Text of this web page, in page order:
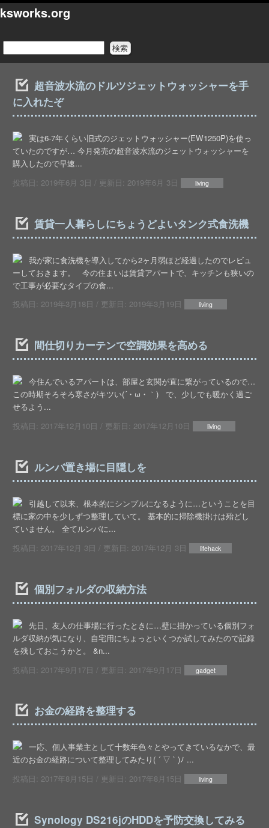
ksworks.org
超音波水流のドルツジェットウォッシャーを手
に入れたぞ
実は6-7年くらい旧式のジェットウォッシャー(EW1250P)を使っ
ていたのですが… 今月発売の超音波水流のジェットウォッシャーを
購入したので早速...
投稿日: 2019年6月 3日 / 更新日: 2019年6月 3日 living
賃貸一人暮らしにちょうどよいタンク式食洗機
我が家に食洗機を導入してから2ヶ月弱ほど経過したのでレビュ
ーしておきます。 今の住まいは賃貸アパートで、キッチンも狭いの
で工事が必要なタイプの食...
投稿日: 2019年3月18日 / 更新日: 2019年3月19日 living
間仕切りカーテンで空調効果を高める
今住んでいるアパートは、部屋と玄関が直に繋がっているので…
この時期そろそろ寒さがキツい(´・ω・｀) で、少しでも暖かく過ご
せるよう...
投稿日: 2017年12月10日 / 更新日: 2017年12月10日 living
ルンバ置き場に目隠しを
引越して以来、根本的にシンプルになるように…ということを目
標に家の中を少しずつ整理していて。 基本的に掃除機掛けは殆どし
ていません。 全てルンバに...
投稿日: 2017年12月 3日 / 更新日: 2017年12月 3日 lifehack
個別フォルダの収納方法
先日、友人の仕事場に行ったときに…壁に掛かっている個別フォ
ルダ収納が気になり、自宅用にちょっといくつか試してみたので記録
を残しておこうかと。 &n...
投稿日: 2017年9月17日 / 更新日: 2017年9月17日 gadget
お金の経路を整理する
一応、個人事業主として十数年色々とやってきているなかで、最
近のお金の経路について整理してみたり( ´ ▽ ` )ﾉ ...
投稿日: 2017年8月15日 / 更新日: 2017年8月15日 living
Synology DS216jのHDDを予防交換してみる